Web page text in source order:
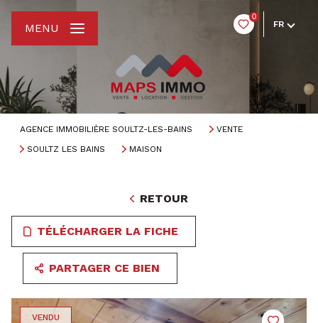
0
FR
MENU
AGENCE IMMOBILIÈRE SOULTZ-LES-BAINS
VENTE
SOULTZ LES BAINS
MAISON
RETOUR
TÉLÉCHARGER LA FICHE
PARTAGER CE BIEN
VENDU